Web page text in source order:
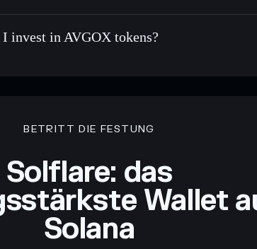
invest in AVGOX tokens?
BETRITT DIE FESTUNG
Solflare: das
Wallet
Solana